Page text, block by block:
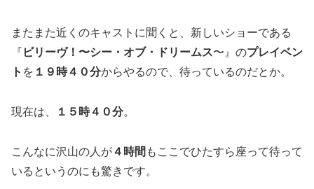
またまた近くのキャストに聞くと、新しいショーである
『 ビリーヴ！〜シー・オブ・ドリームス〜』のプレイベン
ト を １９時４０分からやるので、待っているのだとか。
現在は、 １５時４０分。
こんなに沢山の人が４時間 もここでひたすら座って待って
いるというのにも驚きです。